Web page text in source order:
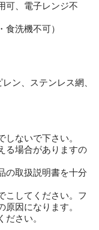
可、電子レンジ不
食洗機不可）
ン、ステンレス網、
しないで下さい。
る場合がありますの
の取扱説明書を十分
こしてください。フ
原因になります。
ださい。